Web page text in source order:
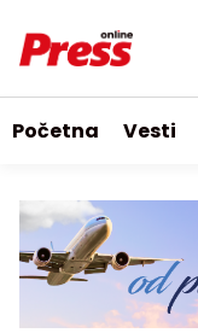
Početna Vesti